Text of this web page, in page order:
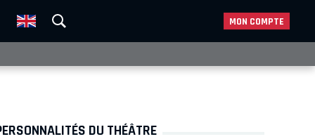
MON COMPTE
DU THÉÂTRE